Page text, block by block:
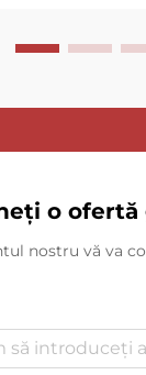
o ofertă
nostru vă va